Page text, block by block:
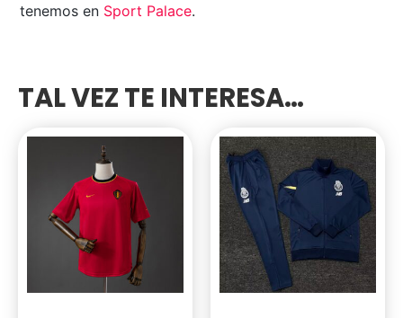
tenemos en Sport Palace.
TAL VEZ TE INTERESA…